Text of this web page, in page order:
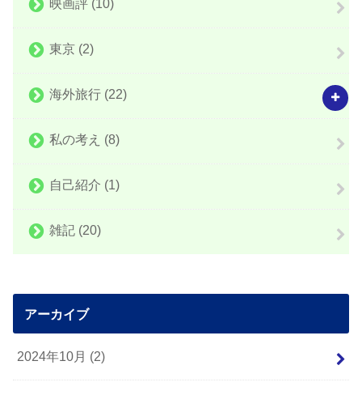
映画評 (10)
東京 (2)
海外旅行 (22)
私の考え (8)
自己紹介 (1)
雑記 (20)
アーカイブ
2024年10月 (2)